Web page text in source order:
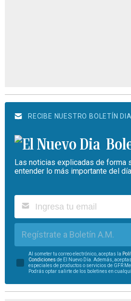
RECIBE NUESTRO BOLETÍN
Las noticias explicadas de forma
entender lo más importante del
Regístrate a Boletín A.M.
Al someter tu correo electrónico, aceptas la
Condiciones de El Nuevo Día. Además,
especiales de productos o servicios de GFR
Podrás optar salirte de los boletines en